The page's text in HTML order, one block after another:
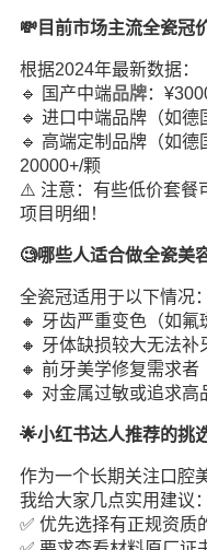
💸目前市场主流全瓷冠
根据2024年最新数据：
🔹 国产中端品牌：
🔹 进口中端品牌（如
🔹 高端定制品牌（如
20000+/颗
⚠️ 注意：有些低价套餐
项目明细！
🧐哪些人适合做全瓷美
全瓷冠适用于以下情况：
🔸 牙齿严重变色（如氟
🔸 牙体缺损较大无法补
🔸 前牙美学修复需求者
🔸 对金属过敏或追求
🌟小红书达人推荐的挑
作为一个长期关注口腔
我给大家几点实用建议：
✅ 优先选择有正规资质